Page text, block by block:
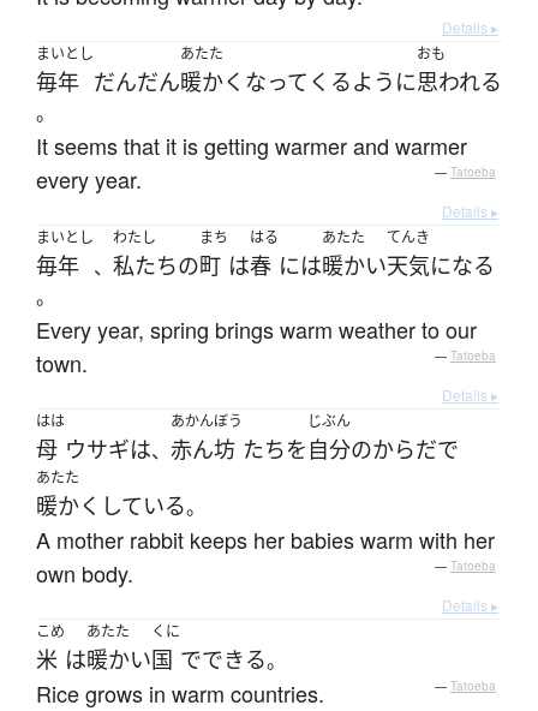
Details ▸
まいとし
毎年 だんだん
あたた
暖かく なって くるよう に
おも
思われる
。
It seems that it is getting warmer and warmer
every year.
— Tatoeba
Details ▸
まいとし
毎年 、
わたし
私たちの
まち
町 は
はる
春 には
あたた
暖かい
てんき
天気になる
。
Every year, spring brings warm weather to our
town.
— Tatoeba
Details ▸
はは
母 ウサギは、
あかんぼう
赤ん坊 たちを
じぶん
自分のからだで
あたた
暖かく している。
A mother rabbit keeps her babies warm with her
own body.
— Tatoeba
Details ▸
こめ
米 は
あたた
暖かい
くに
国 でできる。
Rice grows in warm countries. — Tatoeba